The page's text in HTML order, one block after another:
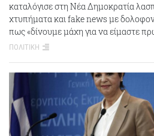
καταλόγισε στη Νέα Δημοκρατία
χτυπήματα και fake news με
πως «δίνουμε μάχη για να είμαστε
ΠΟΛΙΤΙΚΗ